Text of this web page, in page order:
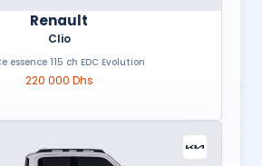
Renault
Clio
essence 115 ch EDC Evolution
220 000 Dhs